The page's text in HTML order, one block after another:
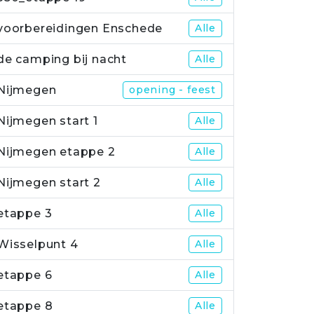
Enschede Alle
camping bij nacht Alle
opening - feest
start 1 Alle
etappe 2 Alle
start 2 Alle
3 Alle
4 Alle
6 Alle
8 Alle